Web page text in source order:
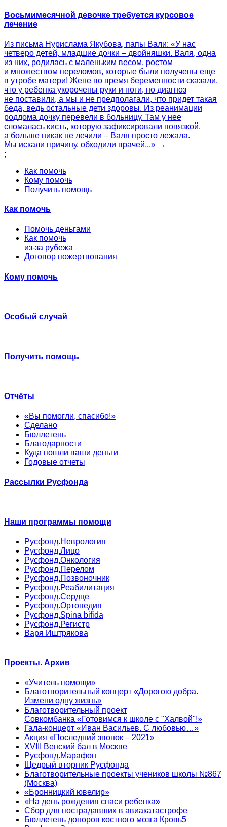
Восьмимесячной девочке требуется курсовое
лечение
Из письма Нурислама Якубова, папы Вали: «У нас
четверо детей, младшие дочки – двойняшки. Валя, одна
из них, родилась с маленьким весом, ростом
и множеством переломов, которые были получены еще
в утробе матери! Жене во время беременности сказали,
что у ребенка укорочены руки и ноги, но диагноз
не поставили, а мы и не предполагали, что придет такая
беда, ведь остальные дети здоровы. Из реанимации
роддома дочку перевели в больницу. Там у нее
сломалась кисть, которую зафиксировали повязкой,
а больше никак не лечили – Валя просто лежала.
Мы искали причину, обходили врачей...» →
;
Как помочь
Кому помочь
Получить помощь
Как помочь
Помочь деньгами
Как помочь
из-за рубежа
Договор пожертвования
Кому помочь
Особый случай
Получить помощь
Отчёты
«Вы помогли, спасибо!»
Сделано
Бюллетень
Благодарности
Куда пошли ваши деньги
Годовые отчеты
Рассылки Русфонда
Наши программы помощи
Русфонд.Неврология
Русфонд.Лицо
Русфонд.Онкология
Русфонд.Перелом
Русфонд.Позвоночник
Русфонд.Реабилитация
Русфонд.Сердце
Русфонд.Ортопедия
Русфонд.Spina bifida
Русфонд.Регистр
Варя Иштрякова
Проекты. Архив
«Учитель помощи»
Благотворительный концерт «Дорогою добра.
Измени одну жизнь»
Благотворительный проект
Совкомбанка «Готовимся к школе с "Халвой"!»
Гала-концерт «Иван Васильев. С любовью…»
Акция «Последний звонок – 2021»
XVIII Венский бал в Москве
Русфонд.Марафон
Щедрый вторник Русфонда
Благотворительные проекты учеников школы №867
(Москва)
«Бронницкий ювелир»
«На день рождения спаси ребенка»
Сбор для пострадавших в авиакатастрофе
Бюллетень доноров костного мозга Кровь5